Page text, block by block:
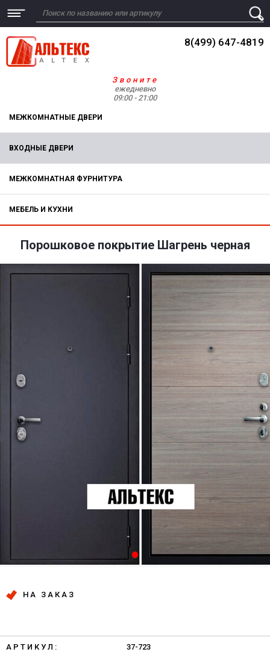
8(499) 647-4819
Звоните
ежедневно
09:00 - 21:00
МЕЖКОМНАТНЫЕ ДВЕРИ
ВХОДНЫЕ ДВЕРИ
МЕЖКОМНАТНАЯ ФУРНИТУРА
МЕБЕЛЬ И КУХНИ
Порошковое покрытие Шагрень черная
НА ЗАКАЗ
АРТИКУЛ: 37-723